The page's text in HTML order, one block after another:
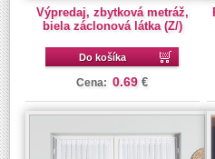
Výpredaj, zbytková metráž,
biela záclonová látka (Z/)
Do košíka
Cena: 0.69 €